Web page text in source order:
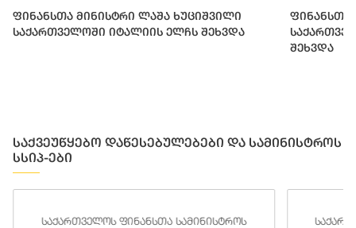
ფინანსთა მინისტრი ლაშა ხუციშვილი
საქართველოში იტალიის ელჩს შეხვდა
ფინანსთა
შეხვდა
საქვეუწყებო დაწესებულებები და სამინისტროს
სსიპ-ები
ფინანსთა სამინისტროს
საქართველოს